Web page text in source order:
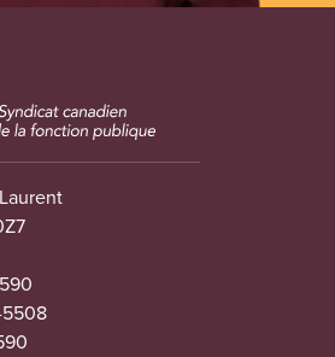
5508